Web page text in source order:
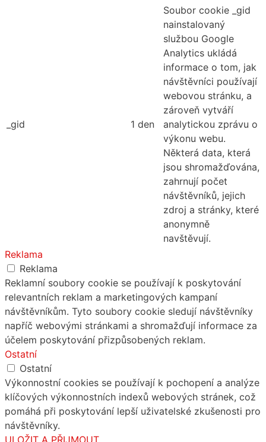
_gid 1 den
Soubor cookie _gid
nainstalovaný
službou Google
Analytics ukládá
informace o tom, jak
návštěvníci používají
webovou stránku, a
zároveň vytváří
analytickou zprávu o
výkonu webu.
Některá data, která
jsou shromažďována,
zahrnují počet
návštěvníků, jejich
zdroj a stránky, které
anonymně
navštěvují.
Reklama
Reklama
Reklamní soubory cookie se používají k poskytování
relevantních reklam a marketingových kampaní
návštěvníkům. Tyto soubory cookie sledují návštěvníky
napříč webovými stránkami a shromažďují informace za
účelem poskytování přizpůsobených reklam.
Ostatní
Ostatní
Výkonnostní cookies se používají k pochopení a analýze
klíčových výkonnostních indexů webových stránek, což
pomáhá při poskytování lepší uživatelské zkušenosti pro
návštěvníky.
ULOŽIT A PŘIJMOUT